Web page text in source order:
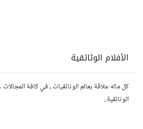
الأفلام الوثائقية
كل ماله علاقة بعالم الوثائقيات ، في كافة
الوثائقية..